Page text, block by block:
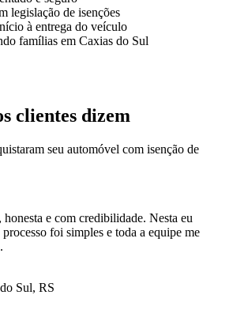
legislação de isenções
à entrega do veículo
famílias em Caxias do Sul
clientes dizem
seu automóvel com isenção de
e com credibilidade. Nesta eu
foi simples e toda a equipe me
Sul, RS